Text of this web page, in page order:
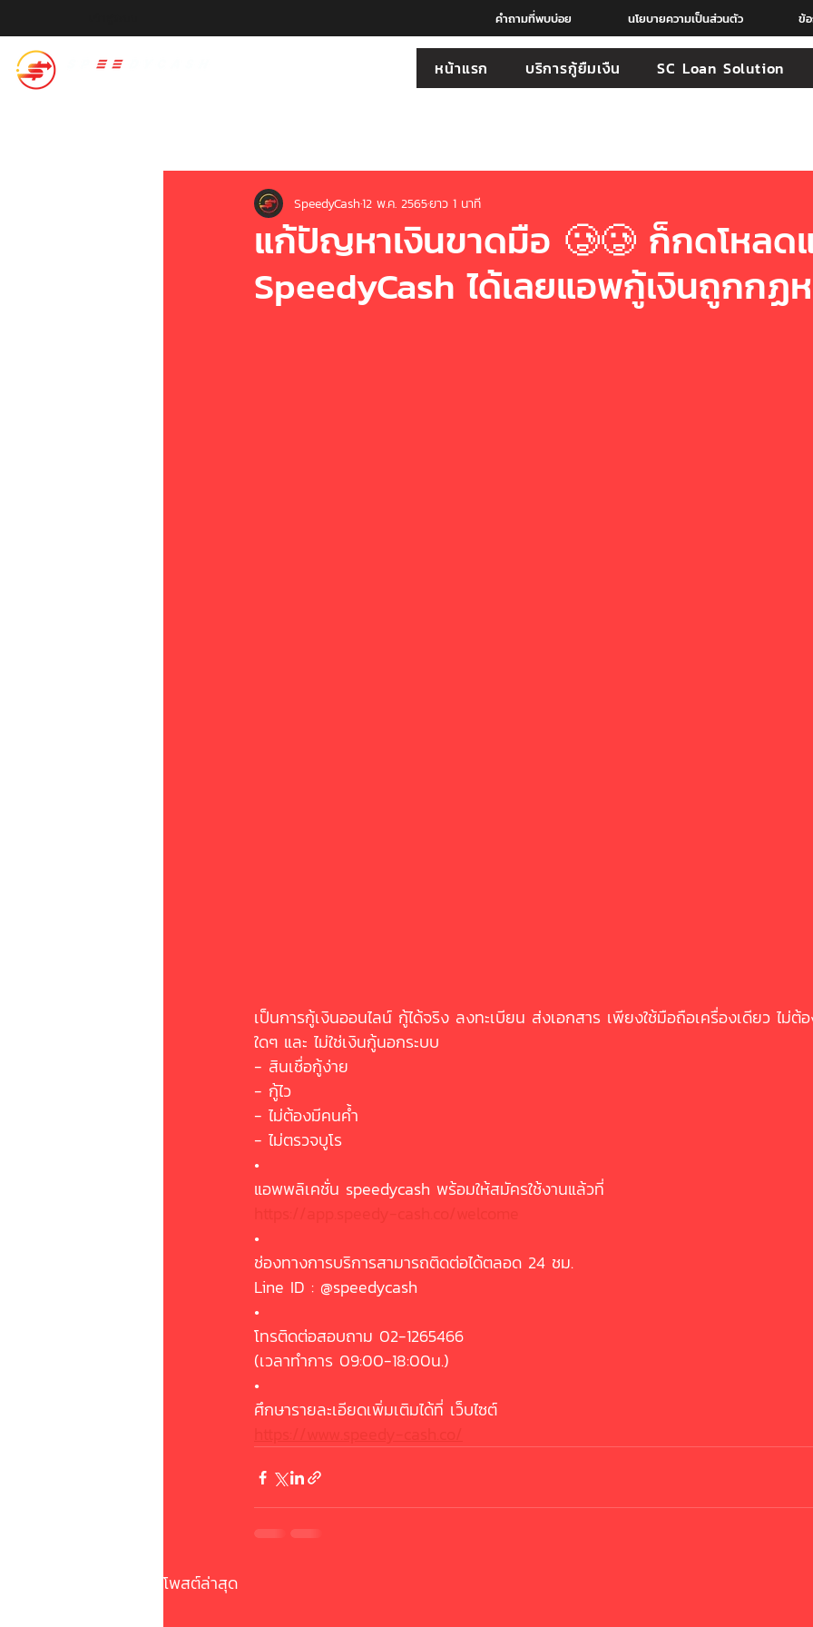
คำถามที่พบบ่อย นโยบายความเป็นส่วนตัว ข้
หน้าแรก บริการกู้ยืมเงืน SC Loan Solution
แก้ปัญหาเงินขาดมือ 🥲🥲 ก็กดโหลด
SpeedyCash ได้เลยแอพกู้เงินถูกก
SpeedyCash12 พ.ค. 2565ยาว 1 นาที
เป็นการกู้เงินออนไลน์ กู้ได้จริง ลงทะเบียน ส่งเอกสาร เพียงใช้มือถือเครื่องเดียว ไม่ต้อ
ใดๆ และ ไม่ใช่เงินกู้นอกระบบ
- สินเชื่อกู้ง่าย
- กู้ไว
- ไม่ต้องมีคนค้ำ
- ไม่ตรวจบูโร
•
แอพพลิเคชั่น speedycash พร้อมให้สมัครใช้งานแล้วที่
•
ช่องทางการบริการสามารถติดต่อได้ตลอด 24 ชม.
Line ID : @speedycash
•
โทรติดต่อสอบถาม 02-1265466
(เวลาทำการ 09:00-18:00น.)
•
ศึกษารายละเอียดเพิ่มเติมได้ที่ เว็บไซต์
โพสต์ล่าสุด